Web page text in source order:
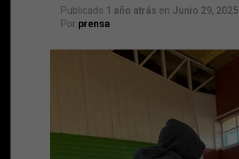
Publicado 1 año atrás en Junio 29, 2025
Por prensa